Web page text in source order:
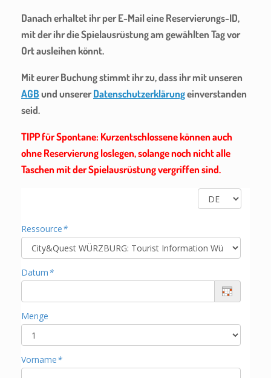
Danach erhaltet ihr per E-Mail eine Reservierungs-ID,
mit der ihr die Spielausrüstung am gewählten Tag vor
Ort ausleihen könnt.
Mit eurer Buchung stimmt ihr zu, dass ihr mit unseren
AGBund unsererDatenschutzerklärungeinverstanden
seid.
TIPP für Spontane: Kurzentschlossene können auch
ohne Reservierung loslegen, solange noch nicht alle
Taschen mit der Spielausrüstung vergriffen sind.
Ressource*
Datum*
Menge
Vorname*